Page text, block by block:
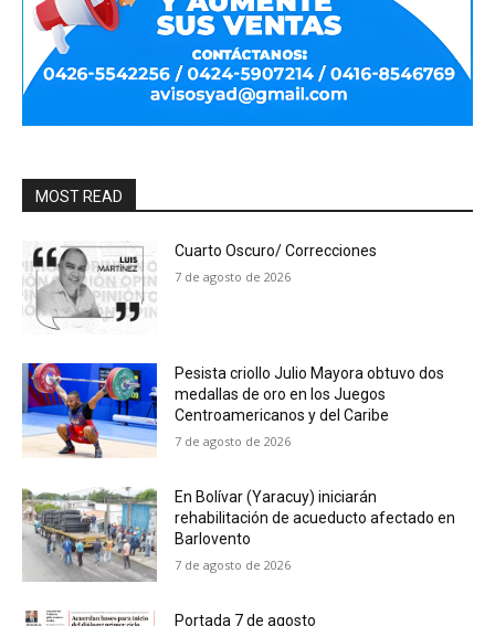
MOST READ
Cuarto Oscuro/ Correcciones
7 de agosto de 2026
Pesista criollo Julio Mayora obtuvo dos
medallas de oro en los Juegos
Centroamericanos y del Caribe
7 de agosto de 2026
En Bolívar (Yaracuy) iniciarán
rehabilitación de acueducto afectado en
Barlovento
7 de agosto de 2026
Portada 7 de agosto